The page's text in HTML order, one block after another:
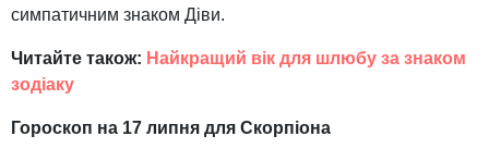
симпатичним знаком Діви.
Читайте також: Найкращий вік для шлюбу за знаком
зодіаку
Гороскоп на 17 липня для Скорпіона